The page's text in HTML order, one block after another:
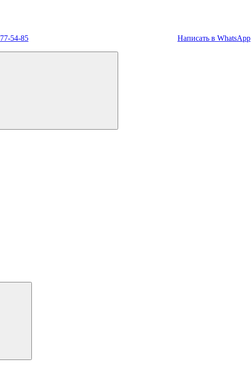
54-85 Написать в WhatsApp